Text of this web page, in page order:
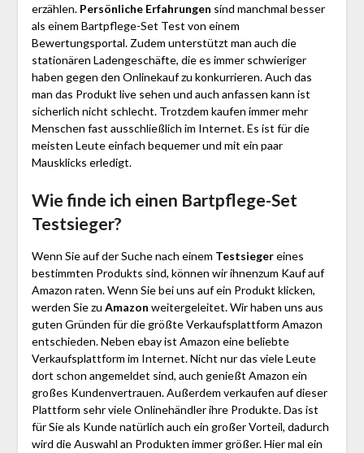
erzählen. Persönliche Erfahrungen sind manchmal besser
als einem Bartpflege-Set Test von einem
Bewertungsportal. Zudem unterstützt man auch die
stationären Ladengeschäfte, die es immer schwieriger
haben gegen den Onlinekauf zu konkurrieren. Auch das
man das Produkt live sehen und auch anfassen kann ist
sicherlich nicht schlecht. Trotzdem kaufen immer mehr
Menschen fast ausschließlich im Internet. Es ist für die
meisten Leute einfach bequemer und mit ein paar
Mausklicks erledigt.
Wie finde ich einen Bartpflege-Set
Testsieger?
Wenn Sie auf der Suche nach einem Testsiegereines
bestimmten Produkts sind, können wir ihnenzum Kauf auf
Amazon raten. Wenn Sie bei uns auf ein Produkt klicken,
werden Sie zu Amazon weitergeleitet. Wir haben uns aus
guten Gründen für die größte Verkaufsplattform Amazon
entschieden. Neben ebay ist Amazon eine beliebte
Verkaufsplattform im Internet. Nicht nur das viele Leute
dort schon angemeldet sind, auch genießt Amazon ein
großes Kundenvertrauen. Außerdem verkaufen auf dieser
Plattform sehr viele Onlinehändler ihre Produkte. Das ist
für Sie als Kunde natürlich auch ein großer Vorteil, dadurch
wird die Auswahl an Produkten immer größer. Hier mal ein